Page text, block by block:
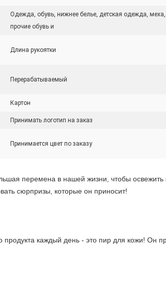
Одежда, обувь, нижнее белье, детская одежда,
прочие обувь и
Длина рукоятки
Перерабатываемый
Картон
Принимать логотип на заказ
Принимается цвет по заказу
перемена в нашей жизни, чтобы
сюрпризы, которые он приносит!
каждый день - это пир для кожи! Он